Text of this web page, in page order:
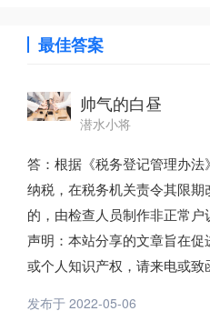
最佳答案
帅气的白昼
潜水小将
答：根据《税务登记管理办
纳税，在税务机关责令其限
的，由检查人员制作非正常
声明：本站分享的文章旨在
或个人知识产权，请来电或
发布于 2022-05-06